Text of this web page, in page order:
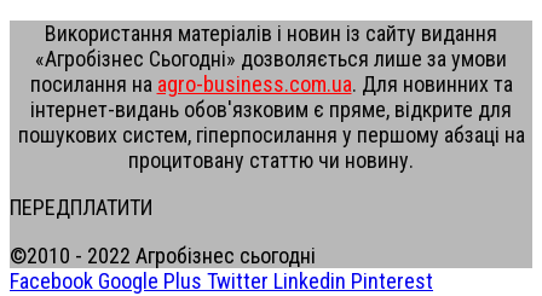
Використання матеріалів і новин із сайту видання
«Агробізнес Сьогодні» дозволяється лише за умови
посилання на agro-business.com.ua. Для новинних та
інтернет-видань обов'язковим є пряме, відкрите для
пошукових систем, гіперпосилання у першому абзаці на
процитовану статтю чи новину.
ПЕРЕДПЛАТИТИ
©2010 - 2022 Агробізнес сьогодні
Facebook Google Plus Twitter Linkedin Pinterest